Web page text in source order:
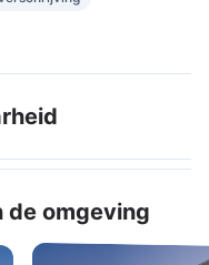
de omgeving